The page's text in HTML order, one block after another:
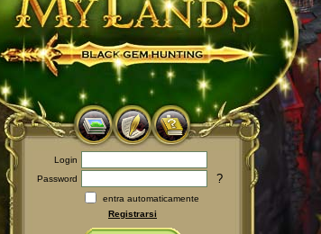
Login
Password
?
entra automaticamente
Registrarsi